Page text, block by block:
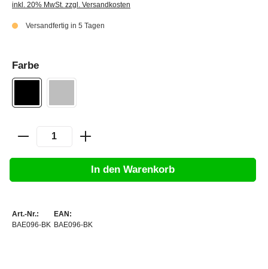
inkl. 20% MwSt. zzgl. Versandkosten
Versandfertig in 5 Tagen
Farbe
In den Warenkorb
Art.-Nr.:
BAE096-BK
EAN:
BAE096-BK